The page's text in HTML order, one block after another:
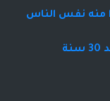
منه نفس الناس